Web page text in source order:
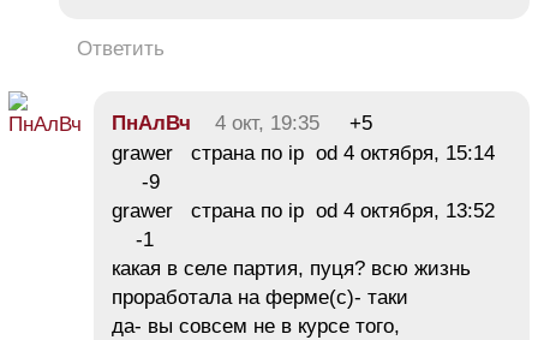
Ответить
ПнАлВч 4 окт, 19:35
+5
grawer страна по ip od 4 октября, 15:14
-9
grawer страна по ip od 4 октября, 13:52
-1
какая в селе партия, пуця? всю жизнь
проработала на ферме(с)- таки
да- вы совсем не в курсе того,